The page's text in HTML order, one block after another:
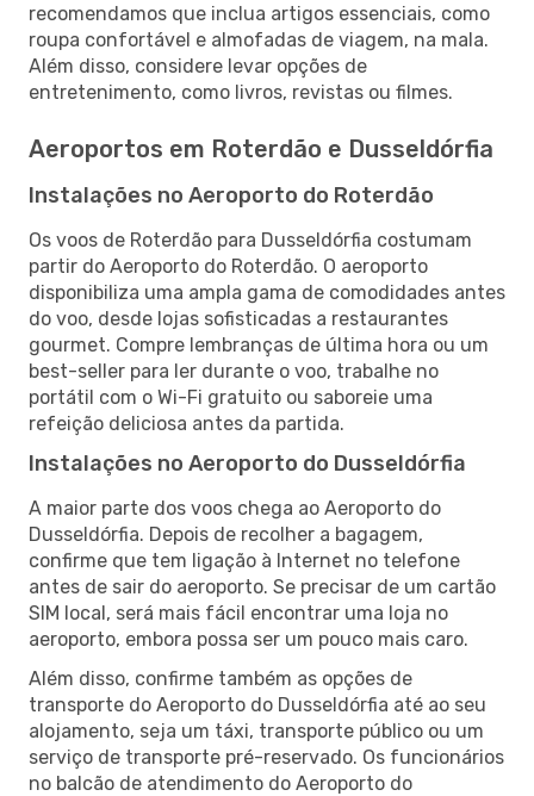
recomendamos que inclua artigos essenciais, como
roupa confortável e almofadas de viagem, na mala.
Além disso, considere levar opções de
entretenimento, como livros, revistas ou filmes.
Aeroportos em Roterdão e Dusseldórfia
Instalações no Aeroporto do Roterdão
Os voos de Roterdão para Dusseldórfia costumam
partir do Aeroporto do Roterdão. O aeroporto
disponibiliza uma ampla gama de comodidades antes
do voo, desde lojas sofisticadas a restaurantes
gourmet. Compre lembranças de última hora ou um
best-seller para ler durante o voo, trabalhe no
portátil com o Wi-Fi gratuito ou saboreie uma
refeição deliciosa antes da partida.
Instalações no Aeroporto do Dusseldórfia
A maior parte dos voos chega ao Aeroporto do
Dusseldórfia. Depois de recolher a bagagem,
confirme que tem ligação à Internet no telefone
antes de sair do aeroporto. Se precisar de um cartão
SIM local, será mais fácil encontrar uma loja no
aeroporto, embora possa ser um pouco mais caro.
Além disso, confirme também as opções de
transporte do Aeroporto do Dusseldórfia até ao seu
alojamento, seja um táxi, transporte público ou um
serviço de transporte pré-reservado. Os funcionários
no balcão de atendimento do Aeroporto do